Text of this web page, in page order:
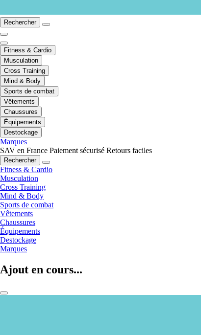
Rechercher
Fitness & Cardio
Musculation
Cross Training
Mind & Body
Sports de combat
Vêtements
Chaussures
Équipements
Destockage
Marques
SAV en France Paiement sécurisé Retours faciles
Rechercher
Fitness & Cardio
Musculation
Cross Training
Mind & Body
Sports de combat
Vêtements
Chaussures
Équipements
Destockage
Marques
Ajout en cours...